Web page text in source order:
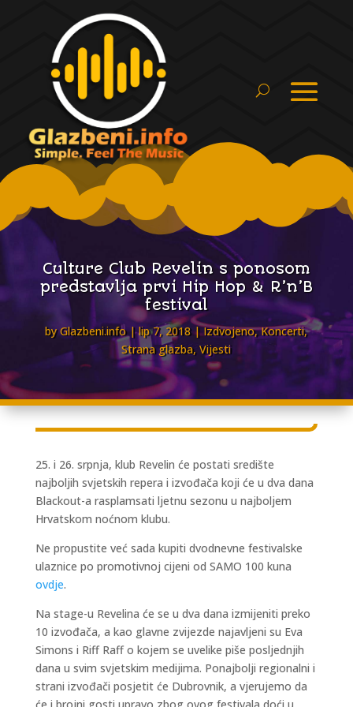
Culture Club Revelin s ponosom
predstavlja prvi Hip Hop & R’n’B
festival
byGlazbeni.info lip 7, 2018 Izdvojeno,Koncerti,
Strana glazba,Vijesti
25. i 26. srpnja, klub Revelin će postati središte
najboljih svjetskih repera i izvođača koji će u dva dana
Blackout-a rasplamsati ljetnu sezonu u najboljem
Hrvatskom noćnom klubu.
Ne propustite već sada kupiti dvodnevne festivalske
ulaznice po promotivnoj cijeni od SAMO 100 kuna
ovdje.
Na stage-u Revelina će se u dva dana izmijeniti preko
10 izvođača, a kao glavne zvijezde najavljeni su Eva
Simons i Riff Raff o kojem se uvelike piše posljednjih
dana u svim svjetskim medijima. Ponajbolji regionalni i
strani izvođači posjetit će Dubrovnik, a vjerujemo da